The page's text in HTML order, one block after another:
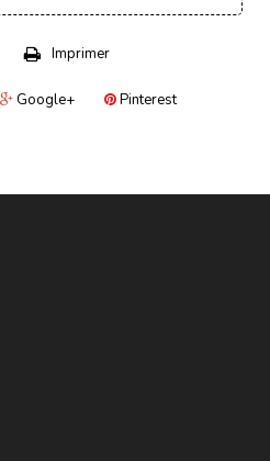
Imprimer
Google+ Pinterest